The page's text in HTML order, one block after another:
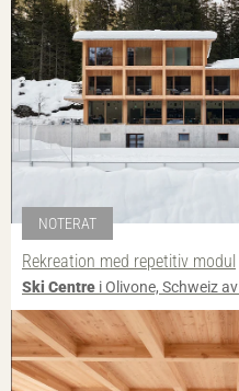
NOTERAT
Rekreation med repetitiv modul
Ski Centre i Olivone, Schweiz av